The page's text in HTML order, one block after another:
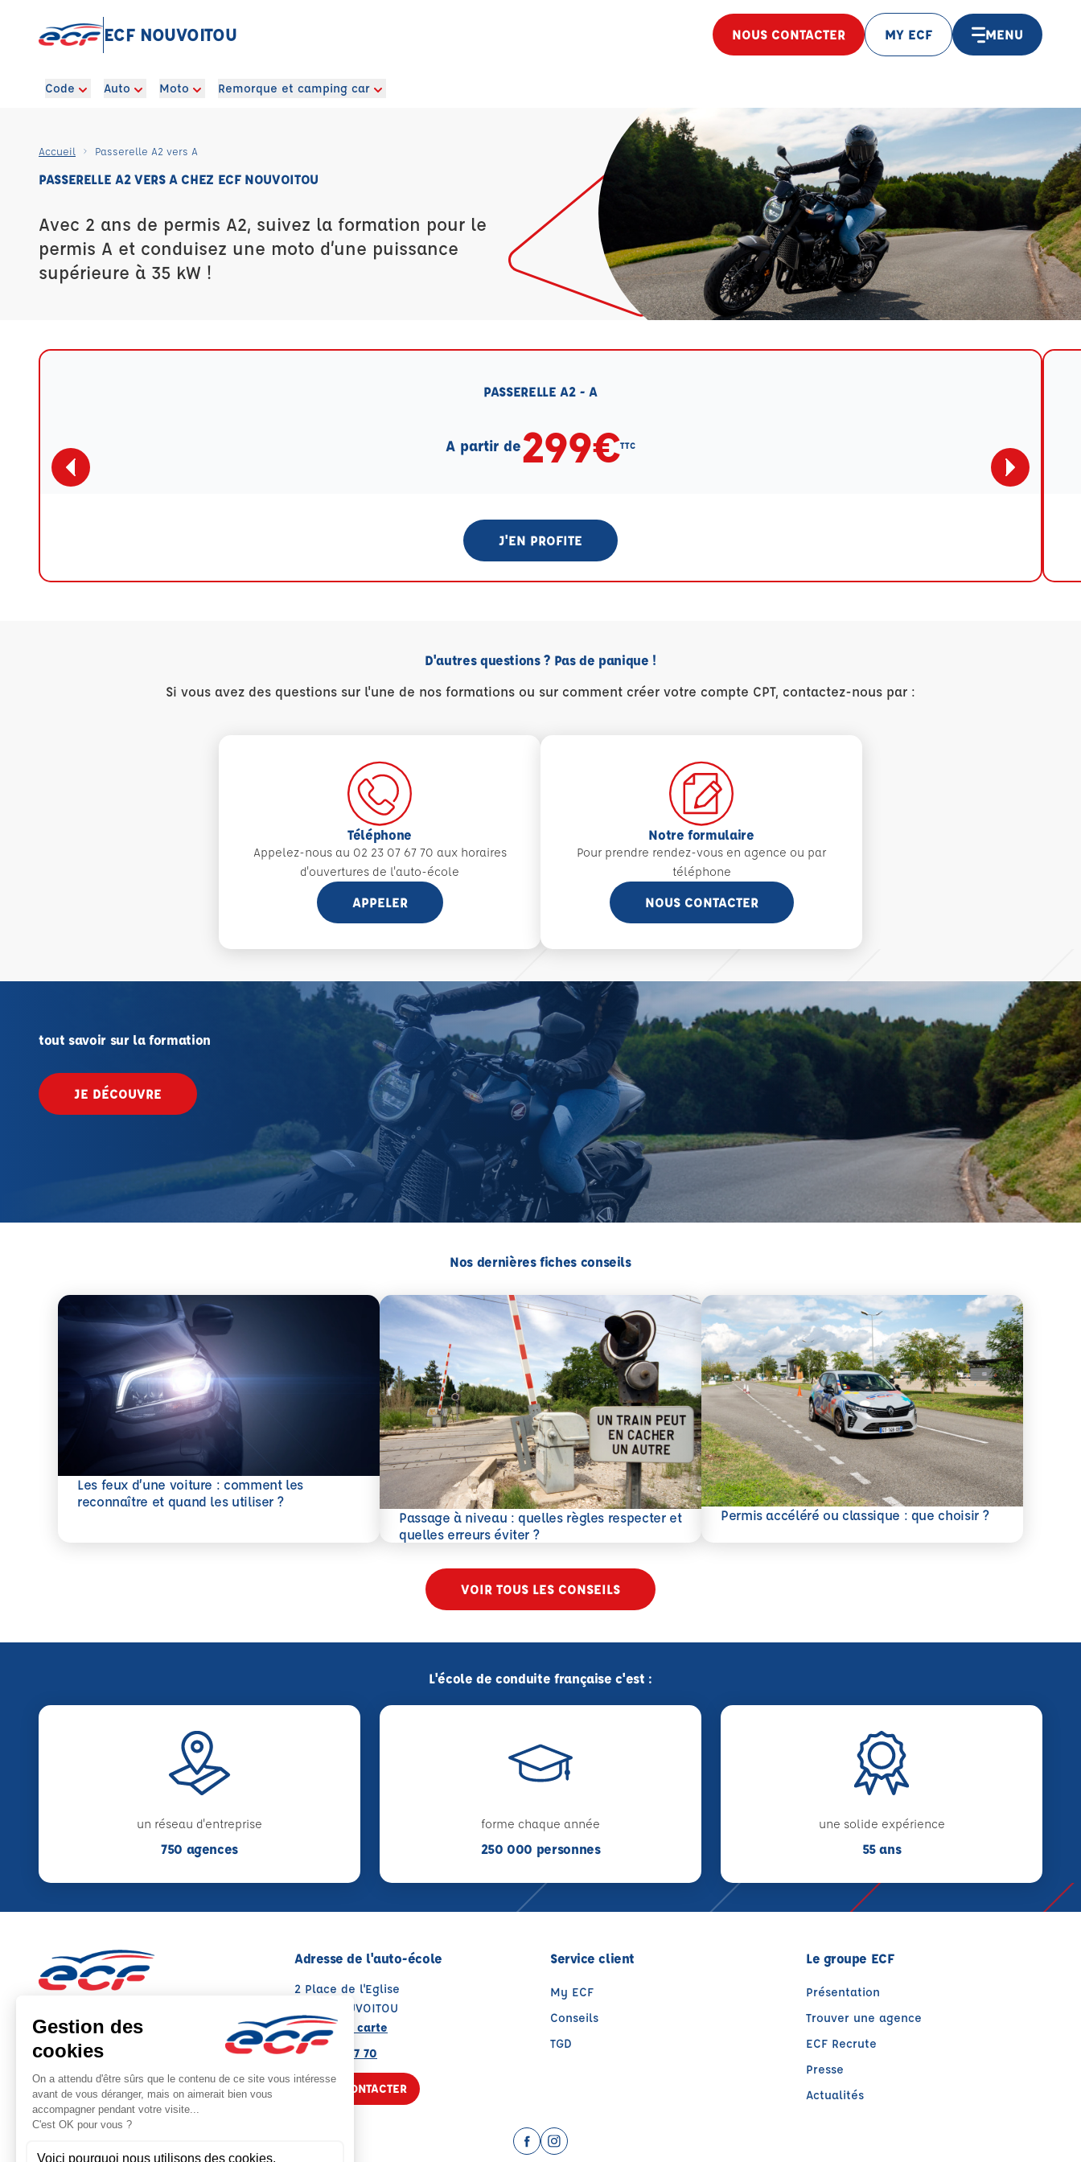
ECF NOUVOITOU NOUS CONTACTER MY ECF MENU
Code Auto Moto Remorque et camping car
Accueil Passerelle A2 vers A
PASSERELLE A2 VERS A CHEZ ECF NOUVOITOU
Avec 2 ans de permis A2, suivez la formation pour le
permis A et conduisez une moto d’une puissance
supérieure à 35 kW !
PASSERELLE A2 - A
A partir de299€TTC
J'EN PROFITE
D'autres questions ? Pas de panique !
Si vous avez des questions sur l'une de nos formations ou sur comment créer votre compte CPT, contactez-nous par :
Téléphone
Appelez-nous au 02 23 07 67 70 aux horaires
d'ouvertures de l'auto-école
APPELER
Notre formulaire
Pour prendre rendez-vous en agence ou par
téléphone
NOUS CONTACTER
tout savoir sur la formation
JE DÉCOUVRE
Nos dernières fiches conseils
Les feux d’une voiture : comment les
reconnaître et quand les utiliser ?
En savoir plus
Passage à niveau : quelles règles respecter et
quelles erreurs éviter ?
En savoir plus
Permis accéléré ou classique : que choisir ?
En savoir plus
VOIR TOUS LES CONSEILS
L'école de conduite française c'est :
un réseau d'entreprise
750 agences
forme chaque année
250 000 personnes
une solide expérience
55 ans
Note : 5/5
Moyenne calculée sur 4 avis
Adresse de l'auto-école
2 Place de l'Eglise
35410 NOUVOITOU
Voir sur la carte
02 23 07 67 70
NOUS CONTACTER
Service client
My ECF
Conseils
TGD
Le groupe ECF
Présentation
Trouver une agence
ECF Recrute
Presse
Actualités
Facebook (nouvelle fenêtre)
Instagram (nouvelle fenêtre)